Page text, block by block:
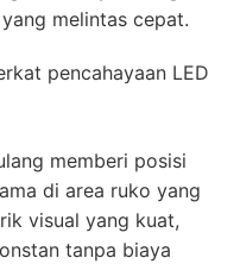
melintas cepat.
pencahayaan LED
memberi posisi
di area ruko yang
visual yang kuat,
tanpa biaya